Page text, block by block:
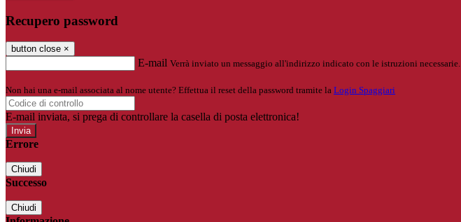
Recupero password
button close ×
E-mail Verrà inviato un messaggio all'indirizzo indicato con le istruzioni necessarie.
Non hai una e-mail associata al nome utente? Effettua il reset della password tramite la Login Spaggiari
E-mail inviata, si prega di controllare la casella di posta elettronica!
Errore
Chiudi
Successo
Chiudi